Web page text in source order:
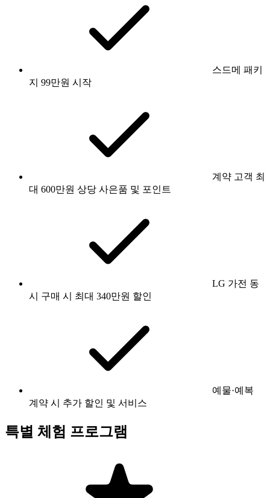
스드메 패키
지 99만원 시작
계약 고객 최
대 600만원 상당 사은품 및 포인트
LG 가전 동
시 구매 시 최대 340만원 할인
예물·예복
계약 시 추가 할인 및 서비스
특별 체험 프로그램